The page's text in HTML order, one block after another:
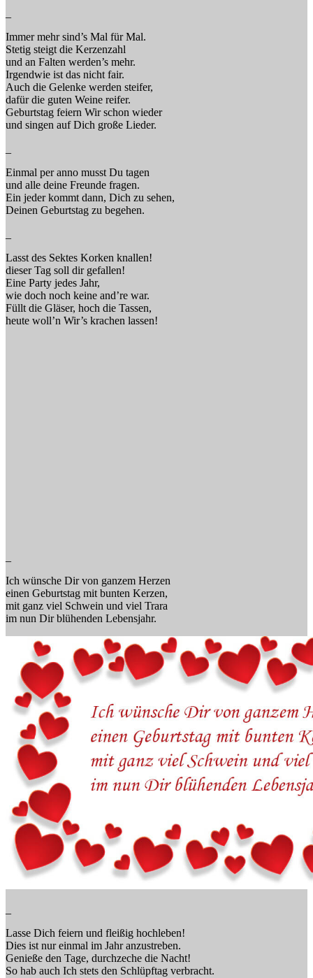
Immer mehr sind’s Mal für Mal.
Stetig steigt die Kerzenzahl
und an Falten werden’s mehr.
Irgendwie ist das nicht fair.
Auch die Gelenke werden steifer,
dafür die guten Weine reifer.
Geburtstag feiern Wir schon wieder
und singen auf Dich große Lieder.
Einmal per anno musst Du tagen
und alle deine Freunde fragen.
Ein jeder kommt dann, Dich zu sehen,
Deinen Geburtstag zu begehen.
Lasst des Sektes Korken knallen!
dieser Tag soll dir gefallen!
Eine Party jedes Jahr,
wie doch noch keine and’re war.
Füllt die Gläser, hoch die Tassen,
heute woll’n Wir’s krachen lassen!
Ich wünsche Dir von ganzem Herzen
einen Geburtstag mit bunten Kerzen,
mit ganz viel Schwein und viel Trara
im nun Dir blühenden Lebensjahr.
Lasse Dich feiern und fleißig hochleben!
Dies ist nur einmal im Jahr anzustreben.
Genieße den Tage, durchzeche die Nacht!
So hab auch Ich stets den Schlüpftag verbracht.